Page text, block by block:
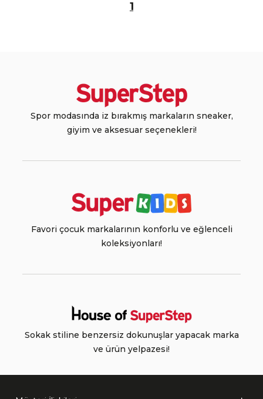
1
Spor modasında iz bırakmış markaların sneaker,
giyim ve aksesuar seçenekleri!
Favori çocuk markalarının konforlu ve eğlenceli
koleksiyonları!
Sokak stiline benzersiz dokunuşlar yapacak marka
ve ürün yelpazesi!